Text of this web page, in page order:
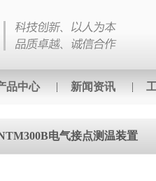
品中心 新闻资讯
电气接点测温装置